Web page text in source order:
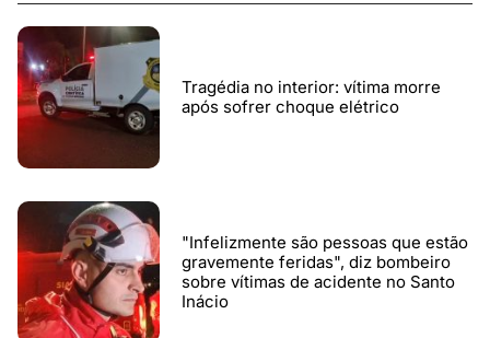
Tragédia no interior: vítima morre
após sofrer choque elétrico
"Infelizmente são pessoas que estão
gravemente feridas", diz bombeiro
sobre vítimas de acidente no Santo
Inácio